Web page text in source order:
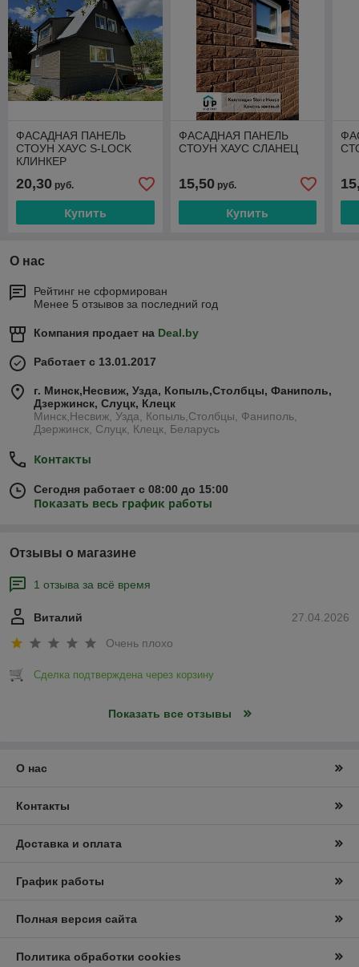
ФАСАДНАЯ ПАНЕЛЬ
СТОУН ХАУС S-LOCK
КЛИНКЕР
20,30 руб.
Купить
ФАСАДНАЯ ПАНЕЛЬ
СТОУН ХАУС СЛАНЕЦ
15,50руб.
Купить
О нас
Рейтинг не сформирован
Менее 5 отзывов за последний год
Компания продает на Deal.by
Работает с 13.01.2017
г. Минск,Несвиж, Узда, Копыль,Столбцы, Фаниполь,
Дзержинск, Слуцк, Клецк
Минск,Несвиж, Узда, Копыль,Столбцы, Фаниполь,
Дзержинск, Слуцк, Клецк, Беларусь
Контакты
Сегодня работает с 08:00 до 15:00
Показать весь график работы
Отзывы о магазине
1 отзыва за всё время
27.04.2026
Виталий
Очень плохо
Сделка подтверждена через корзину
Показать все отзывы
О нас
Контакты
Доставка и оплата
График работы
Полная версия сайта
Политика обработки cookies